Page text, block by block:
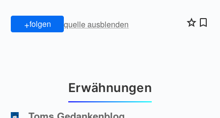
+folgen quelle ausblenden
Erwähnungen